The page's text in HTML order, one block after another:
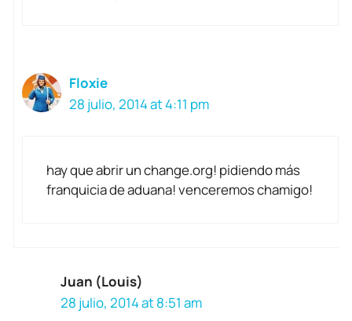
Floxie
28 julio, 2014 at 4:11 pm
hay que abrir un change.org! pidiendo más
franquicia de aduana! venceremos chamigo!
Juan (Louis)
28 julio, 2014 at 8:51 am